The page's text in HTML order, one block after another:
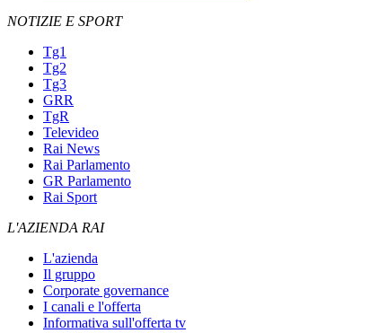
NOTIZIE E SPORT
Tg1
Tg2
Tg3
GRR
TgR
Televideo
Rai News
Rai Parlamento
GR Parlamento
Rai Sport
L'AZIENDA RAI
L'azienda
Il gruppo
Corporate governance
I canali e l'offerta
Informativa sull'offerta tv